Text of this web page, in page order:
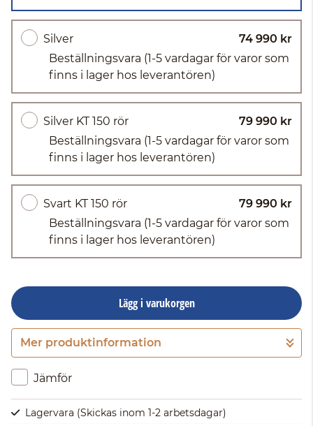
Silver
74 990 kr
Beställningsvara (1-5 vardagar för varor som
finns i lager hos leverantören)
Silver KT 150 rör
79 990 kr
Beställningsvara (1-5 vardagar för varor som
finns i lager hos leverantören)
Svart KT 150 rör
79 990 kr
Beställningsvara (1-5 vardagar för varor som
finns i lager hos leverantören)
Lägg i varukorgen
Gå till kassan
Mer produktinformation
Jämför
Lagervara (Skickas inom 1-2 arbetsdagar)